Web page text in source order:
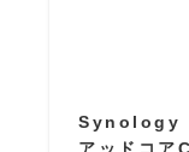
Synology
アッドコア